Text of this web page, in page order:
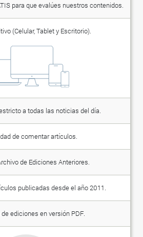
para que evalúes nuestros contenidos.
(Celular, Tablet y Escritorio).
a todas las noticias del día.
de comentar artículos.
de Ediciones Anteriores.
publicadas desde el año 2011.
ediciones en versión PDF.